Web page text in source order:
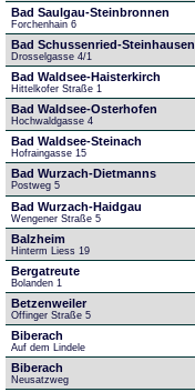
Bad Saulgau-Steinbronnen
Forchenhain 6
Bad Schussenried-Steinhausen
Drosselgasse 4/1
Bad Waldsee-Haisterkirch
Hittelkofer Straße 1
Bad Waldsee-Osterhofen
Hochwaldgasse 4
Bad Waldsee-Steinach
Hofraingasse 15
Bad Wurzach-Dietmanns
Postweg 5
Bad Wurzach-Haidgau
Wengener Straße 5
Balzheim
Hinterm Liess 19
Bergatreute
Bolanden 1
Betzenweiler
Offinger Straße 5
Biberach
Auf dem Lindele
Biberach
Neusatzweg